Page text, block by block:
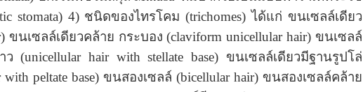
stomata) 4) ชนิดของไทรโคม (trichomes) ได้แก่ ขนเซลล์เดียว
ขนเซลล์เดียวคล้าย กระบอง (claviform unicellular hair) ขนเซลล์
าว(unicellular hair with stellate base) ขนเซลล์เดียวมีฐานรูปโล่
peltate base) ขนสองเซลล์ (bicellular hair) ขนสองเซลล์คล้าย